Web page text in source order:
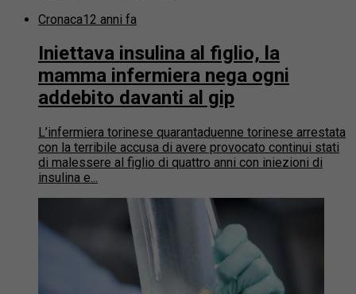
Cronaca12 anni fa
Iniettava insulina al figlio, la
mamma infermiera nega ogni
addebito davanti al gip
L’infermiera torinese quarantaduenne torinese arrestata
con la terribile accusa di avere provocato continui stati
di malessere al figlio di quattro anni con iniezioni di
insulina e...